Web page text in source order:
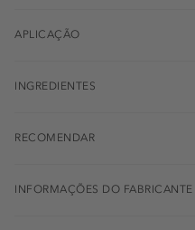
APLICAÇÃO
INGREDIENTES
RECOMENDAR
INFORMAÇÕES DO FABRICANTE